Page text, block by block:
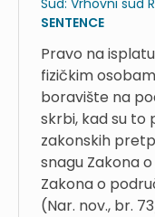
SENTENCE
Pravo na
fizičkim
boravište na
skrbi, kad su to
zakonskih
snagu Zakona
Zakona o
(Nar. nov., br.